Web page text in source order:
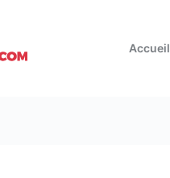
Accueil